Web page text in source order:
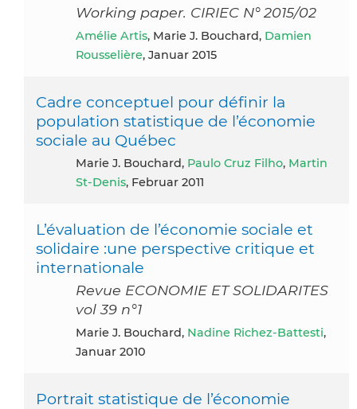
Working paper. CIRIEC N° 2015/02
Amélie Artis, Marie J. Bouchard, Damien
Rousselière, Januar 2015
Cadre conceptuel pour définir la
population statistique de l’économie
sociale au Québec
Marie J. Bouchard, Paulo Cruz Filho, Martin
St-Denis, Februar 2011
L’évaluation de l’économie sociale et
solidaire :une perspective critique et
internationale
Revue ECONOMIE ET SOLIDARITES
vol 39 n°1
Marie J. Bouchard, Nadine Richez-Battesti,
Januar 2010
Portrait statistique de l’économie